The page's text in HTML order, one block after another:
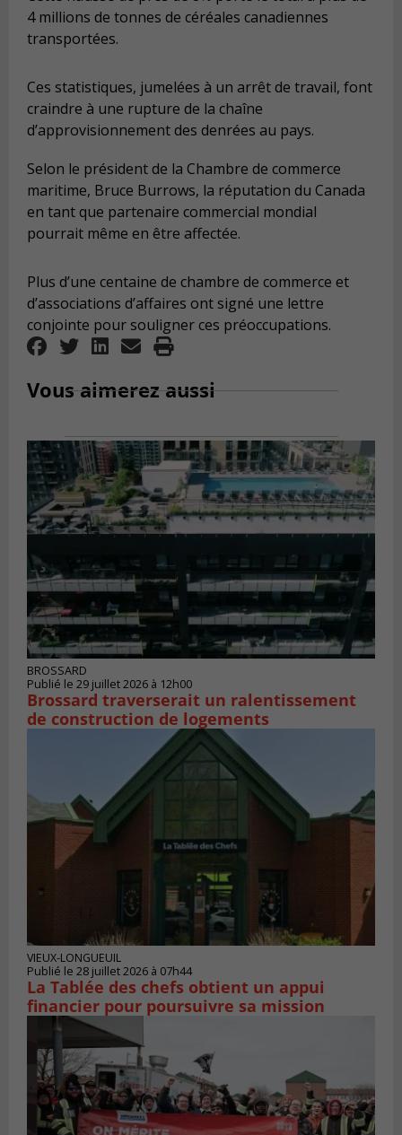
4 millions de tonnes de céréales canadiennes
transportées.
Ces statistiques, jumelées à un arrêt de travail, font
craindre à une rupture de la chaîne
d’approvisionnement des denrées au pays.
Selon le président de la Chambre de commerce
maritime, Bruce Burrows, la réputation du Canada
en tant que partenaire commercial mondial
pourrait même en être affectée.
Plus d’une centaine de chambre de commerce et
d’associations d’affaires ont signé une lettre
conjointe pour souligner ces préoccupations.
Vous aimerez aussi
BROSSARD
Publié le 29 juillet 2026 à 12h00
Brossard traverserait un ralentissement
de construction de logements
VIEUX-LONGUEUIL
Publié le 28 juillet 2026 à 07h44
La Tablée des chefs obtient un appui
financier pour poursuivre sa mission